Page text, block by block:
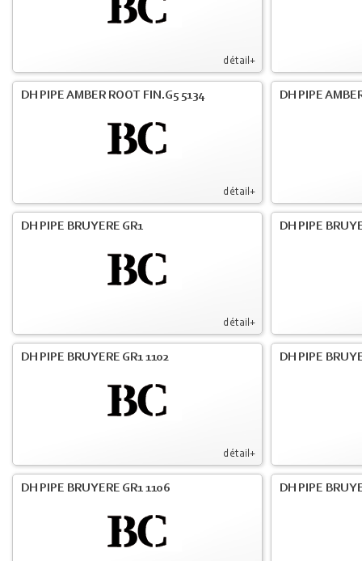
détail+
détail+
DH PIPE AMBER ROOT FIN.G5 5134 DH PIPE
détail+
DH PIPE BRUYERE GR1 DH PIPE
détail+
DH PIPE BRUYERE GR1 1102 DH PIPE
DH PIPE BRUYERE GR1 1106 DH PIPE